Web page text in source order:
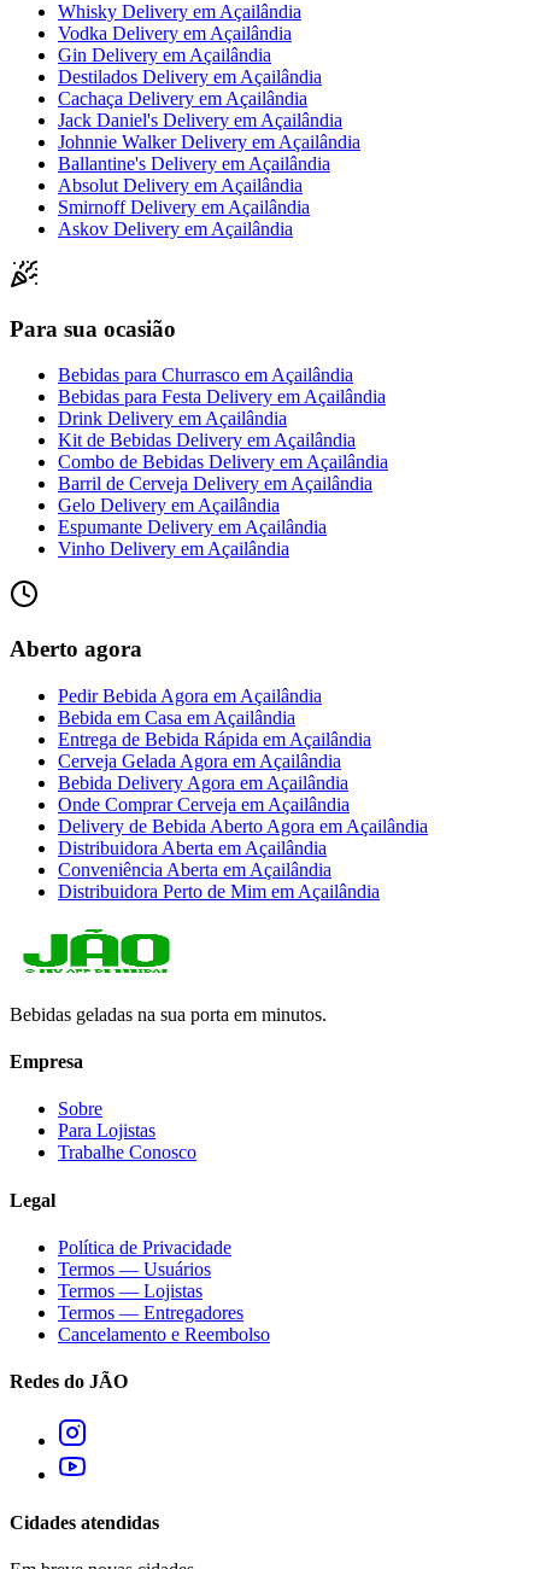
Whisky Delivery em Açailândia
Vodka Delivery em Açailândia
Gin Delivery em Açailândia
Destilados Delivery em Açailândia
Cachaça Delivery em Açailândia
Jack Daniel's Delivery em Açailândia
Johnnie Walker Delivery em Açailândia
Ballantine's Delivery em Açailândia
Absolut Delivery em Açailândia
Smirnoff Delivery em Açailândia
Askov Delivery em Açailândia
Para sua ocasião
Bebidas para Churrasco emAçailândia
Bebidas para Festa Delivery emAçailândia
Drink Delivery emAçailândia
Kit de Bebidas Delivery emAçailândia
Combo de Bebidas Delivery emAçailândia
Barril de Cerveja Delivery emAçailândia
Gelo Delivery emAçailândia
Espumante Delivery emAçailândia
Vinho Delivery emAçailândia
Aberto agora
Pedir Bebida Agora em Açailândia
Bebida em Casa em Açailândia
Entrega de Bebida Rápida em Açailândia
Cerveja Gelada Agora em Açailândia
Bebida Delivery Agora em Açailândia
Onde Comprar Cerveja em Açailândia
Delivery de Bebida Aberto Agora em Açailândia
Distribuidora Aberta em Açailândia
Conveniência Aberta em Açailândia
Distribuidora Perto de Mim em Açailândia
Bebidas geladas na sua porta em minutos.
Empresa
Sobre
Para Lojistas
Trabalhe Conosco
Legal
Política de Privacidade
Termos — Usuários
Termos — Lojistas
Termos — Entregadores
Cancelamento e Reembolso
Redes do JÃO
Cidades atendidas